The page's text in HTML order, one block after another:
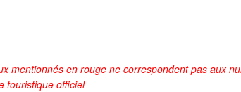
mentionnés en rouge ne correspondent pas aux
touristique officiel